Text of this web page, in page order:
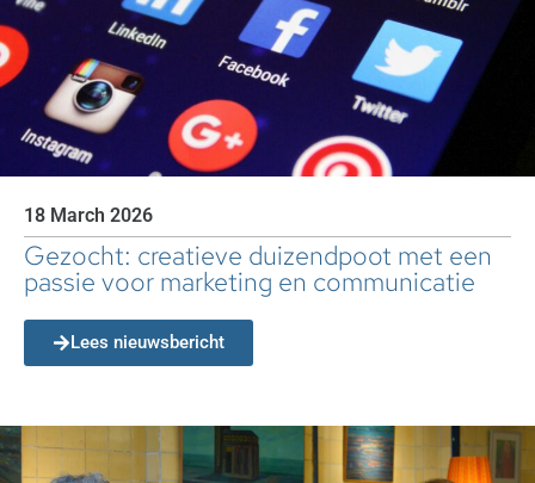
18 March 2026
Gezocht: creatieve duizendpoot met een
passie voor marketing en communicatie
Lees nieuwsbericht